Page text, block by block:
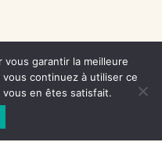
garantir la meilleure
continuez à utiliser ce
en êtes satisfait.